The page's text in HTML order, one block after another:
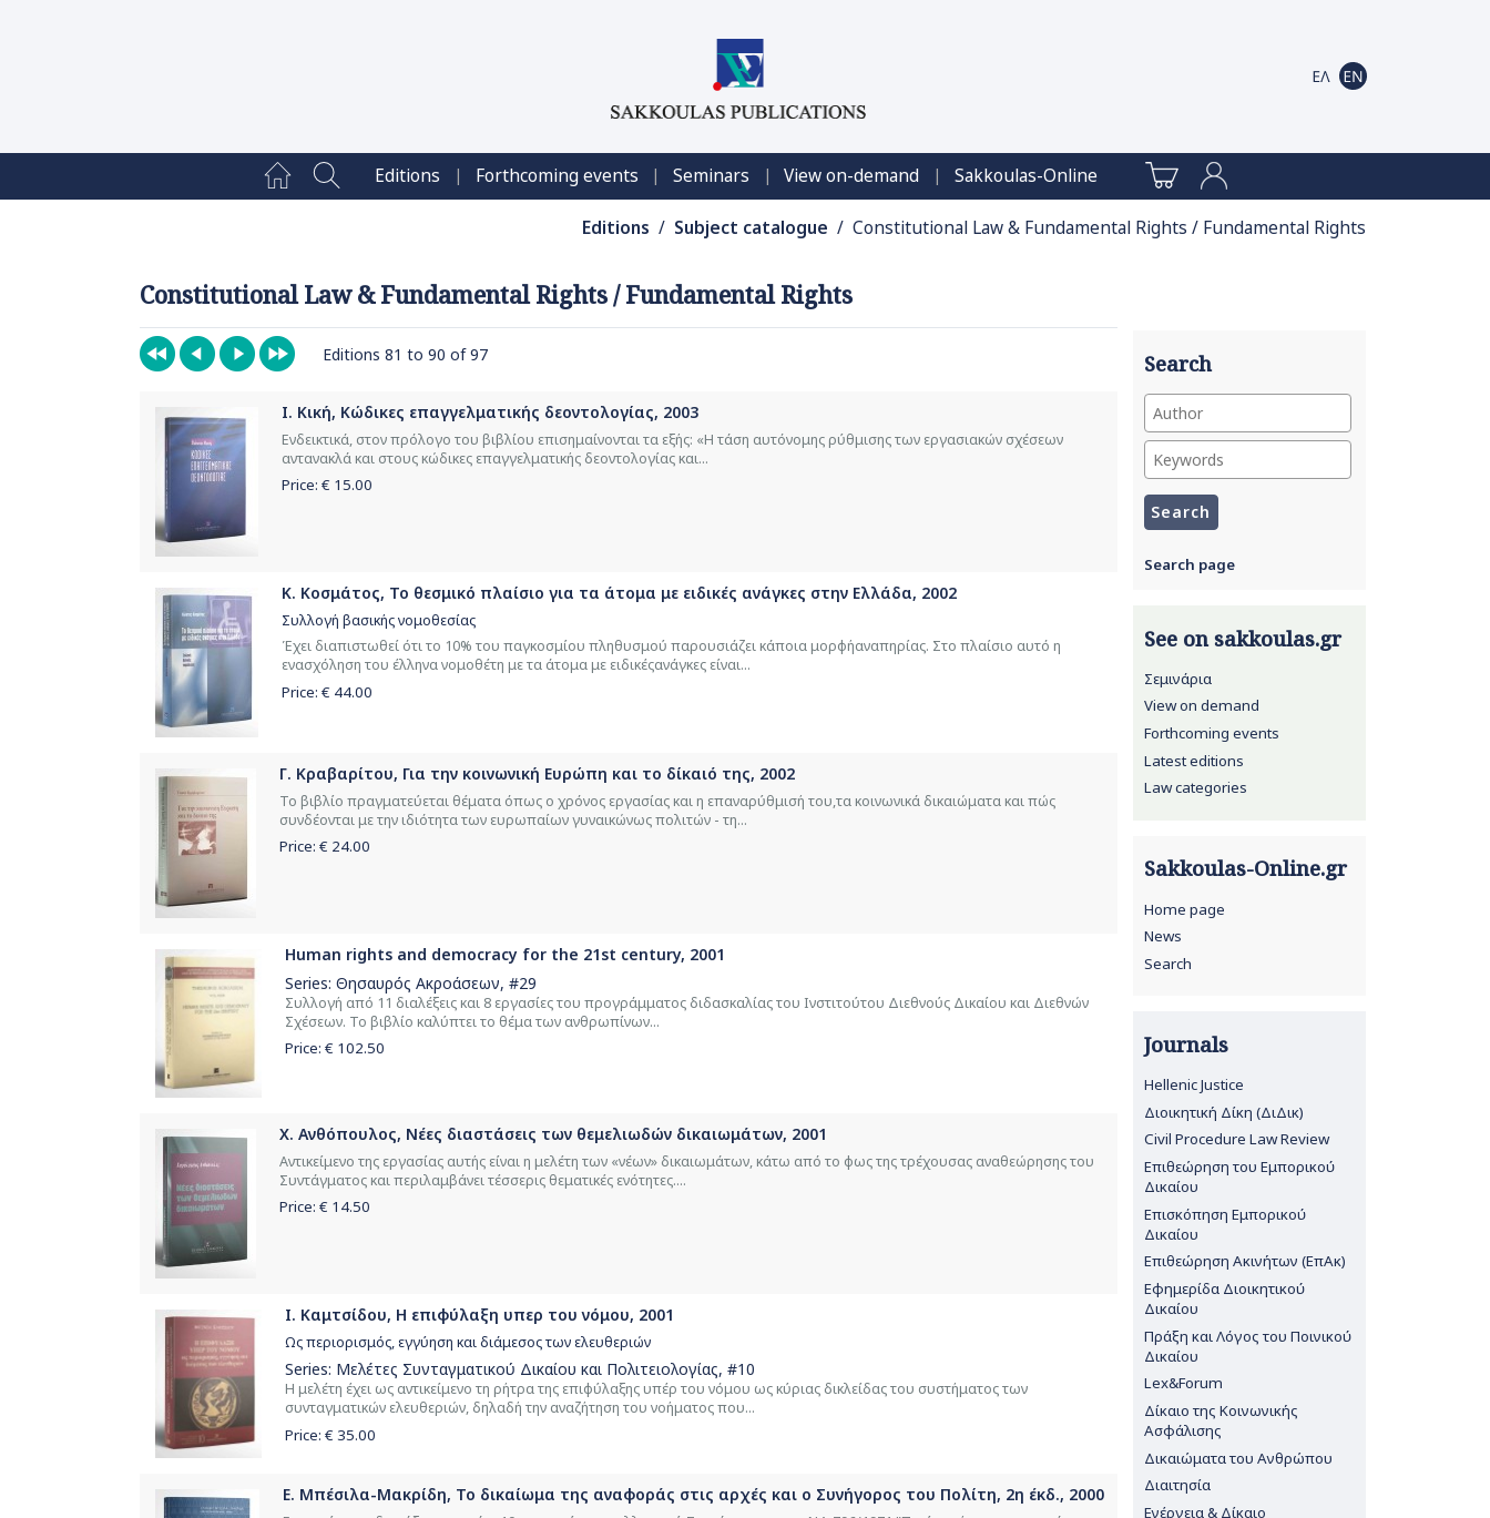
Editions | Forthcoming events | Seminars | View on-demand | Sakkoulas-Online
Editions / Subject catalogue / Constitutional Law & Fundamental Rights / Fundamental Rights
Constitutional Law & Fundamental Rights / Fundamental Rights
Editions 81 to 90 of 97
Ι. Κική, Κώδικες επαγγελματικής δεοντολογίας, 2003
Ενδεικτικά, στον πρόλογο του βιβλίου επισημαίνονται τα εξής: «Η τάση αυτόνομης ρύθμισης των εργασιακών σχέσεων
αντανακλά και στους κώδικες επαγγελματικής δεοντολογίας και...
Price: € 15.00
Κ. Κοσμάτος, Το θεσμικό πλαίσιο για τα άτομα με ειδικές ανάγκες στην Ελλάδα, 2002
Συλλογή βασικής νομοθεσίας
Έχει διαπιστωθεί ότι το 10% του παγκοσμίου πληθυσμού παρουσιάζει κάποια μoρφήαναπηρίας. Στο πλαίσιο αυτό η
ενασχόληση του έλληνα νομοθέτη με τα άτομα με ειδικέςανάγκες είναι...
Price: € 44.00
Γ. Κραβαρίτου, Για την κοινωνική Ευρώπη και το δίκαιό της, 2002
Το βιβλίο πραγματεύεται θέματα όπως ο χρόνος εργασίας και η επαναρύθμισή του,τα κοινωνικά δικαιώματα και πώς
συνδέονται με την ιδιότητα των ευρωπαίων γυναικώνως πολιτών - τη...
Price: € 24.00
Human rights and democracy for the 21st century, 2001
Series: Θησαυρός Ακροάσεων, #29
Συλλογή από 11 διαλέξεις και 8 εργασίες του προγράμματος διδασκαλίας του Ινστιτούτου Διεθνούς Δικαίου και Διεθνών
Σχέσεων. Το βιβλίο καλύπτει το θέμα των ανθρωπίνων...
Price: € 102.50
Χ. Ανθόπουλος, Νέες διαστάσεις των θεμελιωδών δικαιωμάτων, 2001
Αντικείμενο της εργασίας αυτής είναι η μελέτη των «νέων» δικαιωμάτων, κάτω από το φως της τρέχουσας αναθεώρησης του
Συντάγματος και περιλαμβάνει τέσσερις θεματικές ενότητες....
Price: € 14.50
Ι. Καμτσίδου, Η επιφύλαξη υπερ του νόμου, 2001
Ως περιορισμός, εγγύηση και διάμεσος των ελευθεριών
Series: Μελέτες Συνταγματικού Δικαίου και Πολιτειολογίας, #10
Η μελέτη έχει ως αντικείμενο τη ρήτρα της επιφύλαξης υπέρ του νόμου ως κύριας δικλείδας του συστήματος των
συνταγματικών ελευθεριών, δηλαδή την αναζήτηση του νοήματος που...
Price: € 35.00
Ε. Μπέσιλα-Μακρίδη, Το δικαίωμα της αναφοράς στις αρχές και ο Συνήγορος του Πολίτη, 2η έκδ., 2000
Search
Search page
See on sakkoulas.gr
Σεμινάρια
View on demand
Forthcoming events
Latest editions
Law categories
Sakkoulas-Online.gr
Home page
News
Search
Journals
Hellenic Justice
Διοικητική Δίκη (ΔιΔικ)
Civil Procedure Law Review
Επιθεώρηση του Εμπορικού
Δικαίου
Επισκόπηση Εμπορικού
Δικαίου
Επιθεώρηση Ακινήτων (ΕπΑκ)
Εφημερίδα Διοικητικού
Δικαίου
Πράξη και Λόγος του Ποινικού
Δικαίου
Lex&Forum
Δίκαιο της Κοινωνικής
Ασφάλισης
Δικαιώματα του Ανθρώπου
Διαιτησία
Ενέργεια & Δίκαιο